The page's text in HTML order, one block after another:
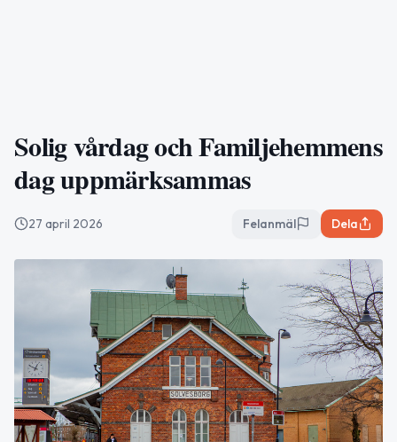
Solig vårdag och Familjehemmens
dag uppmärksammas
27 april 2026 Felanmäl Dela